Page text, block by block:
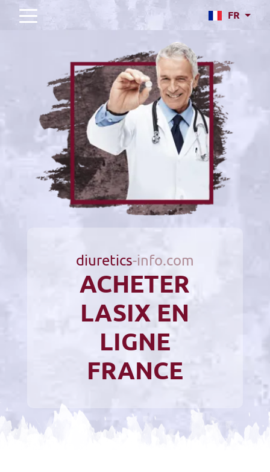
FR
diuretics-info.com
ACHETER
LASIX EN
LIGNE
FRANCE